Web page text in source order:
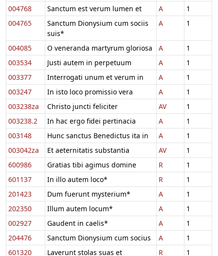
004768
Sanctum est verum lumen et A
1
004765
Sanctum Dionysium cum sociis
suis*
A 1
004085 O veneranda martyrum gloriosa A
1
003534
Justi autem in perpetuum A
1
003377
Interrogati unum et verum in A
1
003247
In isto loco promissio vera A
1
003238za
Christo juncti feliciter AV
1
003238.2
In hac ergo fidei pertinacia A
1
003148
Hunc sanctus Benedictus ita in A
1
003042za
Et aeternitatis substantia AV
1
600986
Gratias tibi agimus domine R
1
601137
In illo autem loco* R
1
201423
Dum fuerunt mysterium* A
1
202350
Illum autem locum* A
1
002927
Gaudent in caelis* A
1
204476
Sanctum Dionysium cum socius A
1
601320
Laverunt stolas suas et R 1